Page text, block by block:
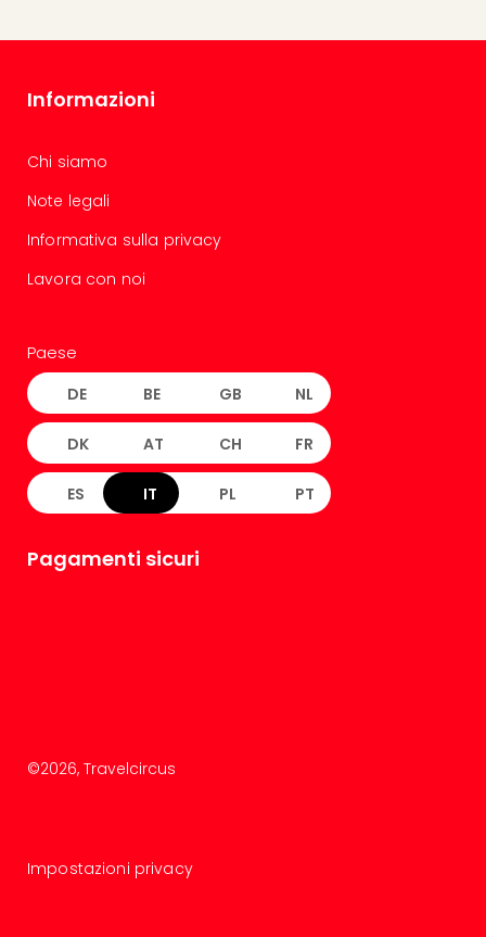
Informazioni
Chi siamo
Note legali
Informativa sulla privacy
Lavora con noi
Paese
DE BE GB NL
DK AT CH FR
ES IT PL PT
Pagamenti sicuri
©2026, Travelcircus
Impostazioni privacy